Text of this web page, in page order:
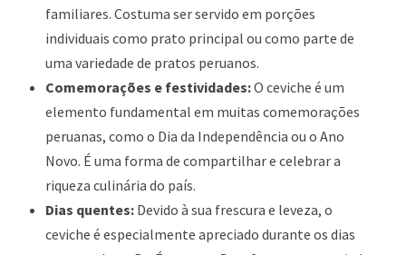
familiares. Costuma ser servido em porções
individuais como prato principal ou como parte de
uma variedade de pratos peruanos.
Comemorações e festividades:O ceviche é um
elemento fundamental em muitas comemorações
peruanas, como o Dia da Independência ou o Ano
Novo. É uma forma de compartilhar e celebrar a
riqueza culinária do país.
Dias quentes: Devido à sua frescura e leveza, o
ceviche é especialmente apreciado durante os dias